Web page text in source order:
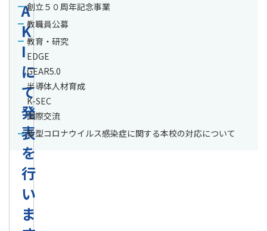
A
K
I
に
て
発
表
を
行
い
ま
創立５０周年記念事業
教職員公募
教育・研究
EDGE
GEAR5.0
半導体人材育成
K-SEC
国際交流
新型コロナウイルス感染症に関する本校の対応について